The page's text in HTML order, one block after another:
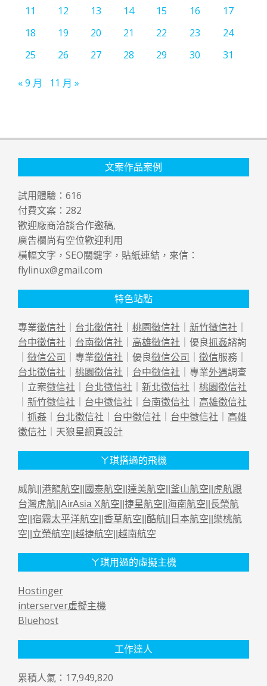
11
12 13 14 15 16
17
18
19 20 21 22 23
24
25
26 27 28 29 30 31
« 9 月 11 月 »
文案作品案例
試用體驗： 616
付費文案： 282
歡迎廠商洽談合作邀稿,
廣告欄尚有空位歡迎利用
橫幅文字，SEO關鍵字，貼紙連結，來信：
flylinux@gmail.com
特色站點
專業徵信社 台北徵信社 桃園徵信社 新竹徵信社
台中徵信社
台南徵信社 高雄徵信社 ｜優良抓姦諮詢
徵信公司 ｜專業徵信社 ｜優良徵信公司 徵信服務｜
台北徵信社
桃園徵信社 台中徵信社 ｜專業外遇調查
｜立案徵信社 台北徵信社 新北徵信社
桃園徵信社
新竹徵信社 台中徵信社 台南徵信社
高雄徵信社
抓姦 台北徵信社 台中徵信社 台中徵信社
高雄
徵信社 ｜天狼星網頁設計
ㄚ琪搭過的飛機
威航|| 港龍航空 國泰航空 達美航空 釜山航空
虎航跟
台灣虎航 AirAsia X航空 捷星航空 海南航空 長榮航
空 宿霧太平洋航空 香草航空 酷航 日本航空 樂桃航
空 立榮航空 越捷航空 越南航空
ㄚ琪用過的虛擬主機
Hostinger
interserver虛擬主機
Bluehost
工作達人
累積人氣：17,949,820